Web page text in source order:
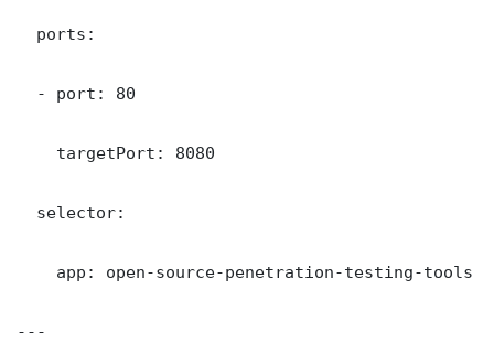
  ports:
  - port: 80
    targetPort: 8080
  selector:
    app: open-source-penetration-testing-tools
---